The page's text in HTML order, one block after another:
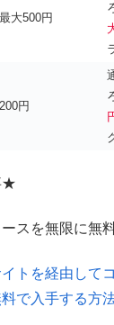
最大500円
200円
★
スを無限に無
トを経由して
で入手する方